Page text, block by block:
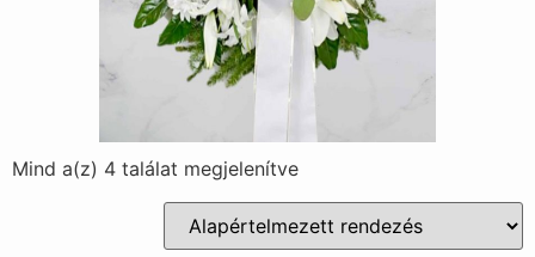
Mind a(z) 4 találat megjelenítve